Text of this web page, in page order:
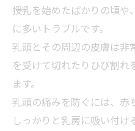
授乳を始めたばかりの頃や
に多いトラブルです。
乳頭とその周辺の皮膚は非
を受けて切れたりひび割れ
ます。
乳頭の痛みを防ぐには、赤
しっかりと乳房に吸い付